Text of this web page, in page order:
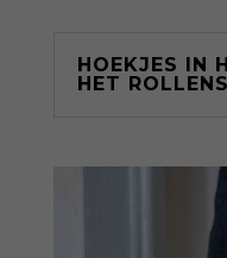
HOEKJES IN
HET